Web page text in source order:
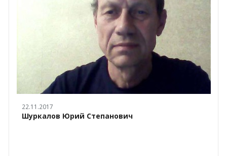
22.11.2017
Шуркалов Юрий Степанович